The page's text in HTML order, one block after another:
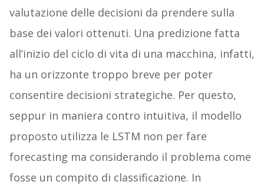
valutazione delle decisioni da prendere sulla
base dei valori ottenuti. Una predizione fatta
all’inizio del ciclo di vita di una macchina, infatti,
ha un orizzonte troppo breve per poter
consentire decisioni strategiche. Per questo,
seppur in maniera contro intuitiva, il modello
proposto utilizza le LSTM non per fare
forecasting ma considerando il problema come
fosse un compito di classificazione. In